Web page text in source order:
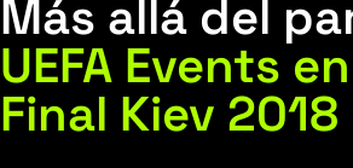
Más allá del
UEFA Events
Final Kiev 2018